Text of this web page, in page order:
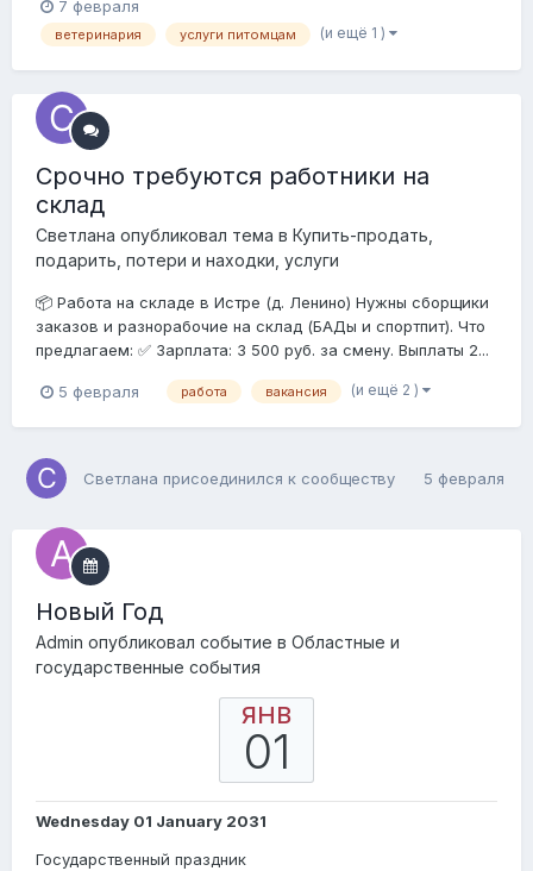
7 февраля
ветеринария услуги питомцам (и ещё 1 )
Срочно требуются работники на
склад
Светлана опубликовал тема в Купить-продать,
подарить, потери и находки, услуги
📦 Работа на складе в Истре (д. Ленино) Нужны сборщики
заказов и разнорабочие на склад (БАДы и спортпит). Что
предлагаем: ✅ Зарплата: 3 500 руб. за смену. Выплаты 2...
5 февраля работа вакансия (и ещё 2 )
Светлана присоединился к сообществу 5 февраля
Новый Год
Admin опубликовал событие в Областные и
государственные события
ЯНВ
01
Wednesday 01 January 2031
Государственный праздник